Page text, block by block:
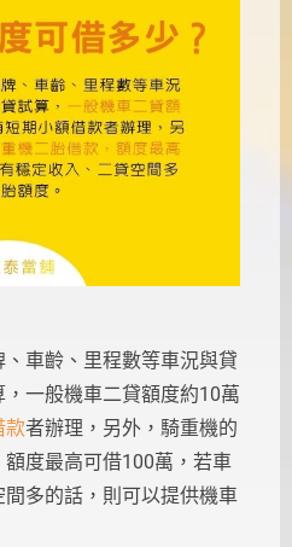
車齡、里程數等車況與貸
一般機車二貸額度約10萬
款者辦理，另外，騎重機的
度最高可借100萬，若車
多的話，則可以提供機車